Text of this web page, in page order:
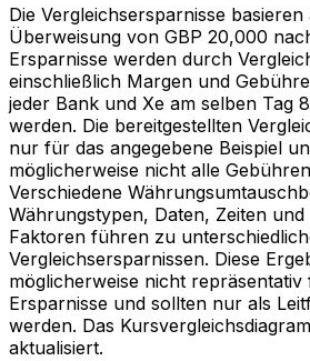
Die Vergleichsersparnisse
Überweisung von GBP 20,000
Ersparnisse werden durch
einschließlich Margen und
jeder Bank und Xe am selben Tag
werden. Die bereitgestellten
nur für das angegebene Beispiel
möglicherweise nicht alle
Verschiedene
Währungstypen, Daten, Zeiten und
Faktoren führen zu
Vergleichsersparnissen. Diese
möglicherweise nicht
Ersparnisse und sollten nur als
werden. Das
aktualisiert.